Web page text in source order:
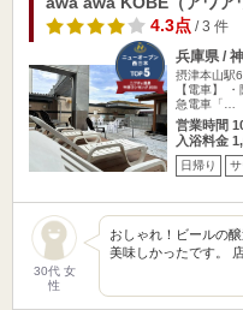
4.3点/ 3 件
兵庫県 /
摂津本山駅
【電車】
急電車「…
営業時間
入浴料金
日帰り
30代 女
性
おしゃれ！ビールの
美味しかったです。